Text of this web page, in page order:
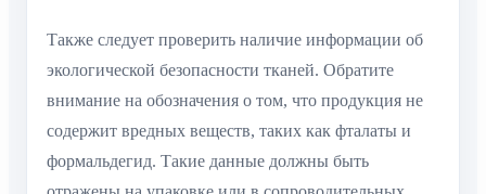
Также следует проверить наличие информации об
экологической безопасности тканей. Обратите
внимание на обозначения о том, что продукция не
содержит вредных веществ, таких как фталаты и
формальдегид. Такие данные должны быть